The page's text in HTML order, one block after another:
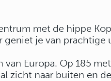
met de hippe
je van prachtige
Europa. Op 185
zicht naar buiten en